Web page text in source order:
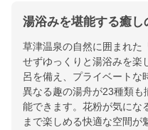
湯浴みを堪能する癒し
草津温泉の自然に囲まれた
せずゆっくりと湯浴みを楽
呂を備え、プライベートな
異なる趣の湯舟が23種類
能できます。花粉が気にな
まで楽しめる快適な空間が